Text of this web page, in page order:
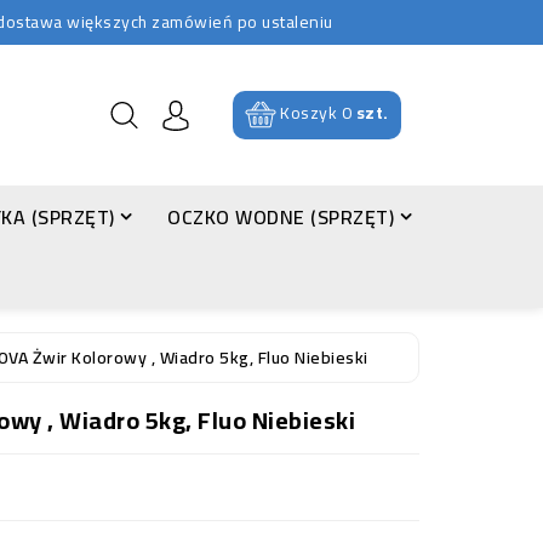
większych zamówień po ustaleniu
Koszyk0szt.
(SPRZĘT)
OCZKO WODNE (SPRZĘT)
Żwir Kolorowy , Wiadro 5kg, Fluo Niebieski
, Wiadro 5kg, Fluo Niebieski